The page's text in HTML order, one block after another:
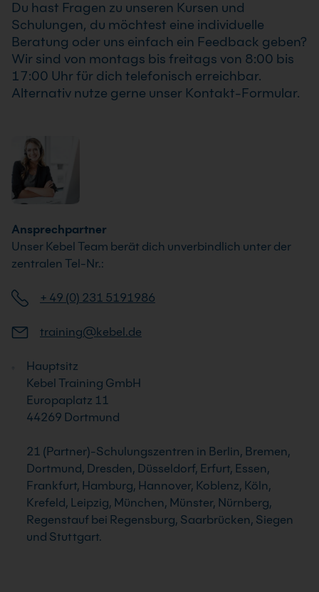
Du hast Fragen zu unseren Kursen und
Schulungen, du möchtest eine individuelle
Beratung oder uns einfach ein Feedback geben?
Wir sind von montags bis freitags von 8:00 bis
17:00 Uhr für dich telefonisch erreichbar.
Alternativ nutze gerne unser Kontakt-Formular.
Ansprechpartner
Unser Kebel Team berät dich unverbindlich unter der
zentralen Tel-Nr.:
+ 49 (0) 231 5191986
training@kebel.de
Hauptsitz
Kebel Training GmbH
Europaplatz 11
44269 Dortmund
21 (Partner)-Schulungszentren in Berlin, Bremen,
Dortmund, Dresden, Düsseldorf, Erfurt, Essen,
Frankfurt, Hamburg, Hannover, Koblenz, Köln,
Krefeld, Leipzig, München, Münster, Nürnberg,
Regenstauf bei Regensburg, Saarbrücken, Siegen
und Stuttgart.